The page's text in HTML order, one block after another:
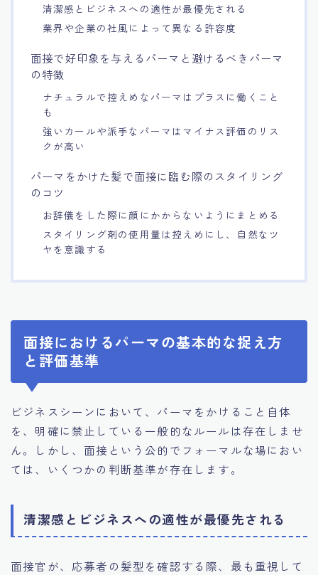
清潔感とビジネスへの適性が最優先される
業界や企業の社風によって異なる許容度
面接で好印象を与えるパーマと避けるべきパーマ
の特徴
ナチュラルで控えめなパーマはプラスに働くこと
も
強いカールや派手なパーマはマイナス評価のリス
クが高い
パーマをかけた髪で面接に臨む際のスタイリング
のコツ
お辞儀をした際に顔にかからないようにまとめる
スタイリング剤の使用量は控えめにし、自然なツ
ヤを意識する
面接におけるパーマの基本的な捉え方
と評価基準
ビジネスシーンにおいて、パーマをかけること自体
を、明確に禁止している一般的なルールは存在しませ
ん。しかし、面接という公的でフォーマルな場におい
ては、いくつかの判断基準が存在します。
清潔感とビジネスへの適性が最優先される
面接官が、応募者の髪型を確認する際、最も重視して